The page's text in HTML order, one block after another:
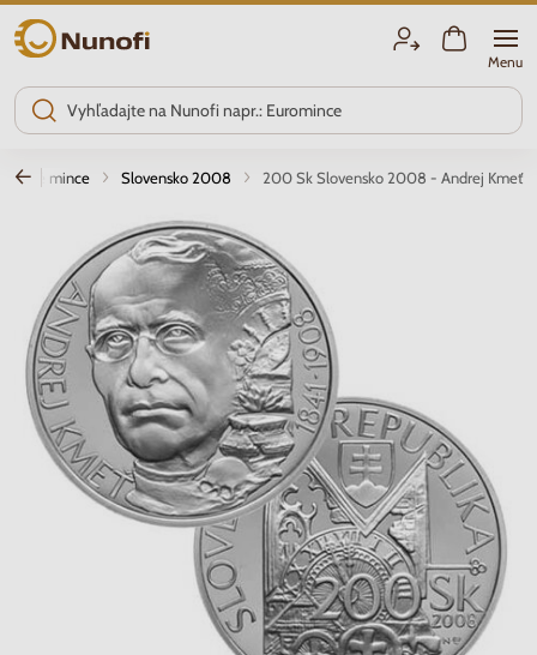
Nunofi.sk
Menu
mince Slovensko 2008 200 Sk Slovensko 2008 - Andrej Kmeť